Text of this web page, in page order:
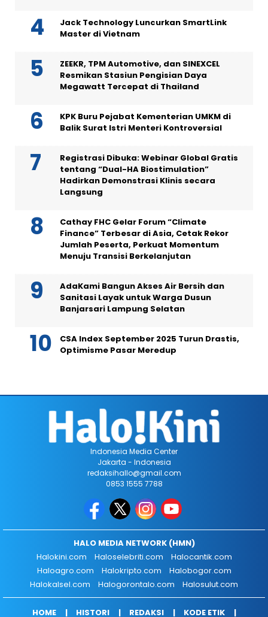
Jack Technology Luncurkan SmartLink
Master di Vietnam
ZEEKR, TPM Automotive, dan SINEXCEL
Resmikan Stasiun Pengisian Daya
Megawatt Tercepat di Thailand
KPK Buru Pejabat Kementerian UMKM di
Balik Surat Istri Menteri Kontroversial
Registrasi Dibuka: Webinar Global Gratis
tentang “Dual-HA Biostimulation”
Hadirkan Demonstrasi Klinis secara
Langsung
Cathay FHC Gelar Forum “Climate
Finance” Terbesar di Asia, Cetak Rekor
Jumlah Peserta, Perkuat Momentum
Menuju Transisi Berkelanjutan
AdaKami Bangun Akses Air Bersih dan
Sanitasi Layak untuk Warga Dusun
Banjarsari Lampung Selatan
CSA Index September 2025 Turun Drastis,
Optimisme Pasar Meredup
Indonesia Media Center
Jakarta - Indonesia
redaksihallo@gmail.com
0853 1555 7788
HALO MEDIA NETWORK (HMN)
Halokini.com
Haloselebriti.com
Halocantik.com
Haloagro.com
Halokripto.com
Halobogor.com
Halokalsel.com
Halogorontalo.com Halosulut.com
HOME HISTORI REDAKSI KODE ETIK